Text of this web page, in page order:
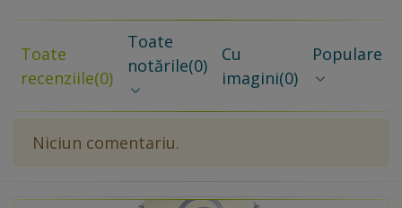
Toate
recenziile(0)
Toate
notările(0)
Cu
imagini(0)
Populare
Niciun comentariu.